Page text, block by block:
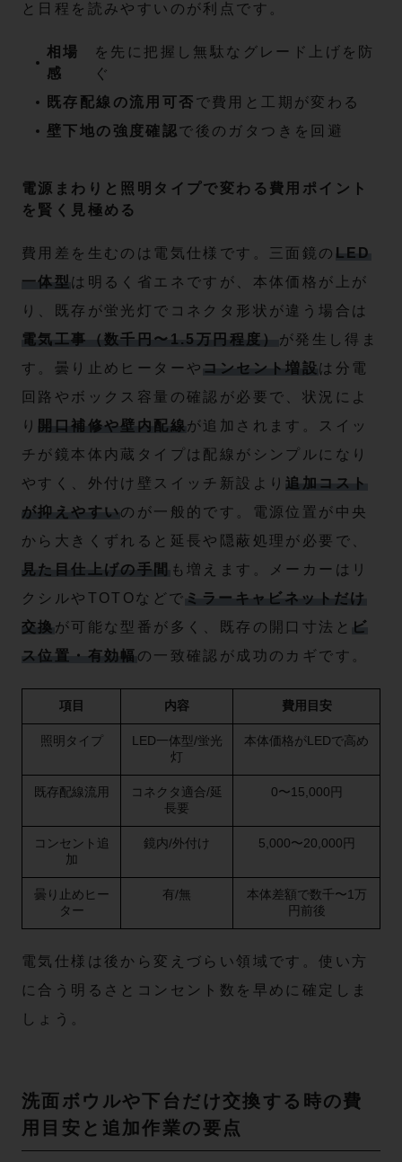
と日程を読みやすいのが利点です。
相場
感
を先に把握し無駄なグレード上げを防
ぐ
既存配線の流用可否 で費用と工期が変わる
壁下地の強度確認で後のガタつきを回避
電源まわりと照明タイプで変わる費用ポイント
を賢く見極める
費用差を生むのは電気仕様です。三面鏡の LED
一体型 は明るく省エネですが、本体価格が上が
り、既存が蛍光灯でコネクタ形状が違う場合は
電気工事（数千円〜1.5万円程度） が発生し得ま
す。曇り止めヒーターや コンセント増設は分電
回路やボックス容量の確認が必要で、状況によ
り 開口補修や壁内配線 が追加されます。スイッ
チが鏡本体内蔵タイプは配線がシンプルになり
やすく、外付け壁スイッチ新設より 追加コスト
が抑えやすいのが一般的です。電源位置が中央
から大きくずれると延長や隠蔽処理が必要で、
見た目仕上げの手間 も増えます。メーカーはリ
クシルやTOTOなどで ミラーキャビネットだけ
交換 が可能な型番が多く、既存の開口寸法と ビ
ス位置・有効幅 の一致確認が成功のカギです。
項目 内容 費用目安
照明タイプ
LED一体型/蛍光
灯
本体価格がLEDで高め
既存配線流用
コネクタ適合/延
長要
0〜15,000円
コンセント追
加
鏡内/外付け 5,000〜20,000円
曇り止めヒー
ター
有/無
本体差額で数千〜1万
円前後
電気仕様は後から変えづらい領域です。使い方
に合う明るさとコンセント数を早めに確定しま
しょう。
洗面ボウルや下台だけ交換する時の費
用目安と追加作業の要点